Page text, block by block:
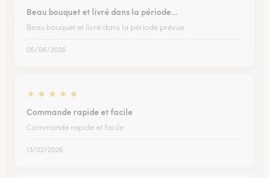
Beau bouquet et livré dans la période…
Beau bouquet et livré dans la période prévue
05/06/2026
★ ★ ★ ★ ★
Commande rapide et facile
Commande rapide et facile
13/02/2026